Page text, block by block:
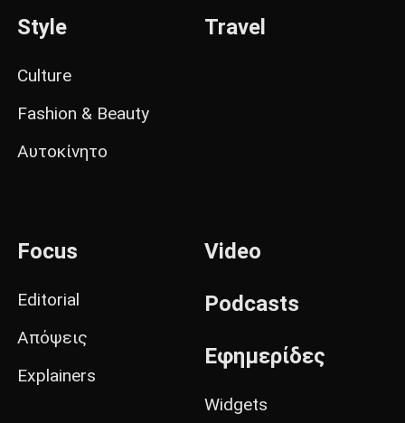
Style
Culture
Fashion & Beauty
Αυτοκίνητο
Travel
Focus
Editorial
Απόψεις
Explainers
Video
Podcasts
Εφημερίδες
Widgets